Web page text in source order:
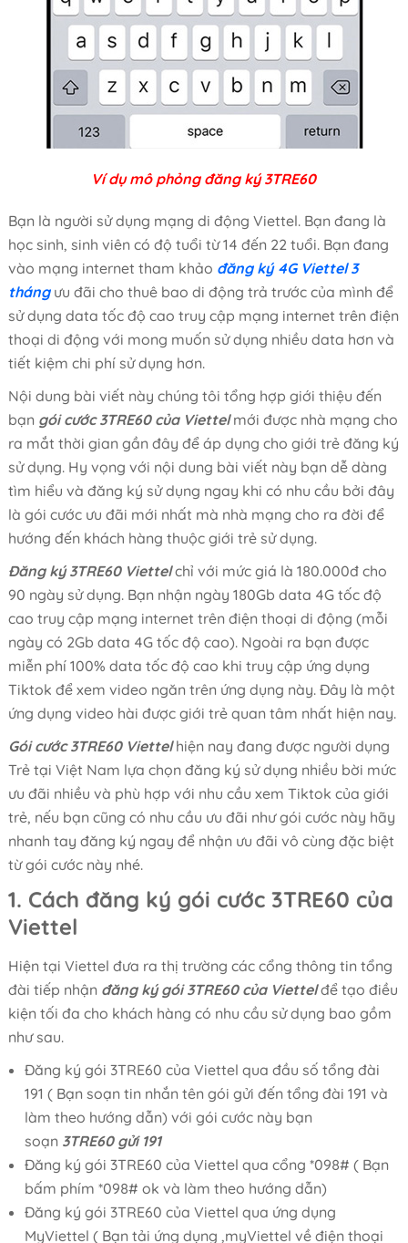
Ví dụ mô phỏng đăng ký 3TRE60
Bạn là người sử dụng mạng di động Viettel. Bạn đang là
học sinh, sinh viên có độ tuổi từ 14 đến 22 tuổi. Bạn đang
vào mạng internet tham khảo đăng ký 4G Viettel 3
thángưu đãi cho thuê bao di động trả trước của mình để
sử dụng data tốc độ cao truy cập mạng internet trên điện
thoại di động với mong muốn sử dụng nhiều data hơn và
tiết kiệm chi phí sử dụng hơn.
Nội dung bài viết này chúng tôi tổng hợp giới thiệu đến
bạn gói cước 3TRE60 của Viettelmới được nhà mạng cho
ra mắt thời gian gần đây để áp dụng cho giới trẻ đăng ký
sử dụng. Hy vọng với nội dung bài viết này bạn dễ dàng
tìm hiểu và đăng ký sử dụng ngay khi có nhu cầu bởi đây
là gói cước ưu đãi mới nhất mà nhà mạng cho ra đời để
hướng đến khách hàng thuộc giới trẻ sử dụng.
Đăng ký 3TRE60 Viettelchỉ với mức giá là 180.000đ cho
90 ngày sử dụng. Bạn nhận ngày 180Gb data 4G tốc độ
cao truy cập mạng internet trên điện thoại di động (mỗi
ngày có 2Gb data 4G tốc độ cao). Ngoài ra bạn được
miễn phí 100% data tốc độ cao khi truy cập ứng dụng
Tiktok để xem video ngăn trên ứng dụng này. Đây là một
ứng dụng video hài được giới trẻ quan tâm nhất hiện nay.
Gói cước 3TRE60 Viettelhiện nay đang được người dụng
Trẻ tại Việt Nam lựa chọn đăng ký sử dụng nhiều bời mức
ưu đãi nhiều và phù hợp với nhu cầu xem Tiktok của giới
trẻ, nếu bạn cũng có nhu cầu ưu đãi như gói cước này hãy
nhanh tay đăng ký ngay để nhận ưu đãi vô cùng đặc biệt
từ gói cước này nhé.
1. Cách đăng ký gói cước 3TRE60 của
Viettel
Hiện tại Viettel đưa ra thị trường các cổng thông tin tổng
đài tiếp nhận đăng ký gói 3TRE60 của Viettelđể tạo điều
kiện tối đa cho khách hàng có nhu cầu sử dụng bao gồm
như sau.
Đăng ký gói 3TRE60 của Viettel qua đầu số tổng đài
191 ( Bạn soạn tin nhắn tên gói gửi đến tổng đài 191 và
làm theo hướng dẫn) với gói cước này bạn
soạn 3TRE60 gửi 191
Đăng ký gói 3TRE60 của Viettel qua cổng *098# ( Bạn
bấm phím *098# ok và làm theo hướng dẫn)
Đăng ký gói 3TRE60 của Viettel qua ứng dụng
MyViettel ( Bạn tải ứng dụng ,myViettel về điện thoại